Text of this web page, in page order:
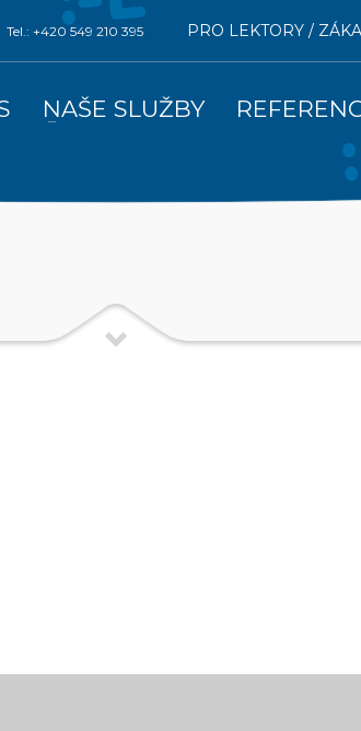
Tel.: +420 549 210 395 PRO LEKTORY /
NAŠE SLUŽBY